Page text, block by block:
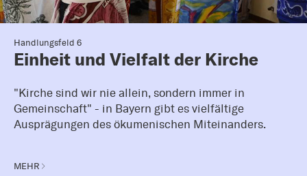
Handlungsfeld 6
Einheit und Vielfalt der Kirche
"Kirche sind wir nie allein, sondern immer in
Gemeinschaft" - in Bayern gibt es vielfältige
Ausprägungen des ökumenischen Miteinanders.
MEHR